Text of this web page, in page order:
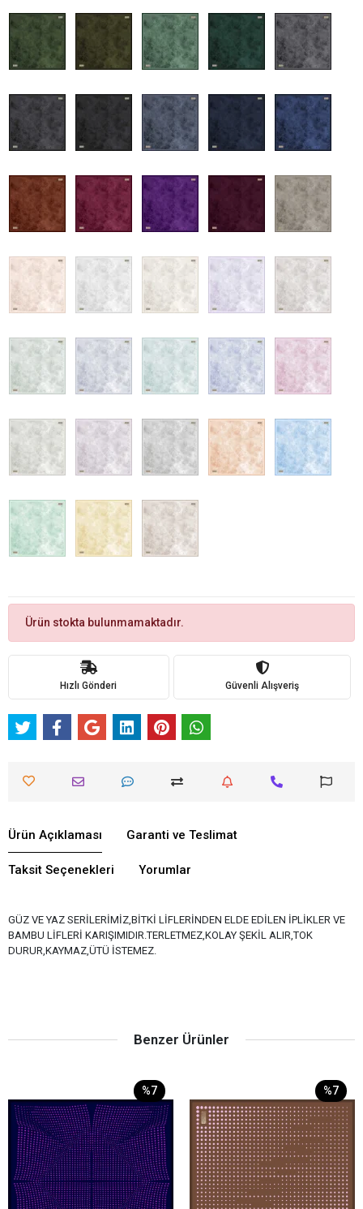
Ürün stokta bulunmamaktadır.
Hızlı Gönderi Güvenli Alışveriş
Ürün Açıklaması Garanti ve Teslimat
Taksit Seçenekleri Yorumlar
GÜZ VE YAZ SERİLERİMİZ,BİTKİ LİFLERİNDEN ELDE EDİLEN İPLİKLER VE
BAMBU LİFLERİ KARIŞIMIDIR.TERLETMEZ,KOLAY ŞEKİL ALIR,TOK
DURUR,KAYMAZ,ÜTÜ İSTEMEZ.
Benzer Ürünler
%7 %7